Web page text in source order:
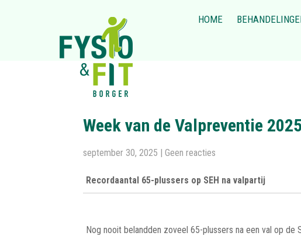
HOME
Week van de Valpreventie 2025
september 30, 2025 | Geen reacties
Recordaantal 65-plussers op SEH na valpartij
Nog nooit belandden zoveel 65-plussers na een val op de